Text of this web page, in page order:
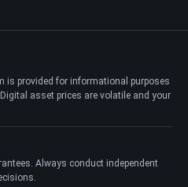
is provided for informational purposes
asset prices are volatile and your
Always conduct independent